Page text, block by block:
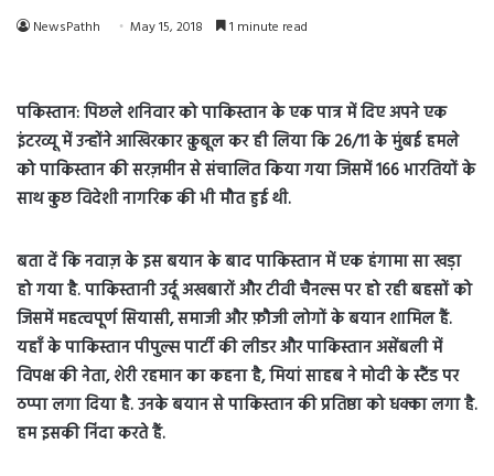
NewsPathh May 15, 2018 1 minute read
पकिस्तान: पिछले शनिवार को पाकिस्तान के एक पात्र में दिए अपने एक
इंटरव्यू में उन्होंने आखिरकार क़ुबूल कर ही लिया कि 26/11 के मुंबई हमले
को पाकिस्तान की सरज़मीन से संचालित किया गया जिसमें 166 भारतियों के
साथ कुछ विदेशी नागरिक की भी मौत हुई थी.
बता दें कि नवाज़ के इस बयान के बाद पाकिस्तान में एक हंगामा सा खड़ा
हो गया है. पाकिस्तानी उर्दू अखबारों और टीवी चैनल्स पर हो रही बहसों को
जिसमें महत्वपूर्ण सियासी, समाजी और फ़ौजी लोगों के बयान शामिल हैं.
यहाँ के पाकिस्तान पीपुल्स पार्टी की लीडर और पाकिस्तान असेंबली में
विपक्ष की नेता, शेरी रहमान का कहना है, मियां साहब ने मोदी के स्टैंड पर
ठप्पा लगा दिया है. उनके बयान से पाकिस्तान की प्रतिष्ठा को धक्का लगा है.
हम इसकी निंदा करते हैं.